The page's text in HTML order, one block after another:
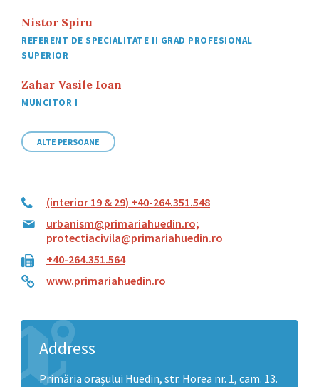
Nistor Spiru
REFERENT DE SPECIALITATE II GRAD PROFESIONAL
SUPERIOR
Zahar Vasile Ioan
MUNCITOR I
ALTE PERSOANE
(interior 19 & 29) +40-264.351.548
urbanism@primariahuedin.ro;
protectiacivila@primariahuedin.ro
+40-264.351.564
www.primariahuedin.ro
Address
Primăria orașului Huedin, str. Horea nr. 1, cam. 13.